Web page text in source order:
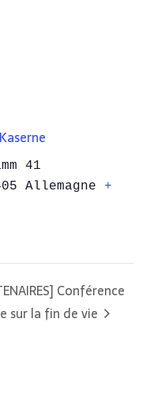
41
Allemagne
+
Conférence
sur la fin de vie